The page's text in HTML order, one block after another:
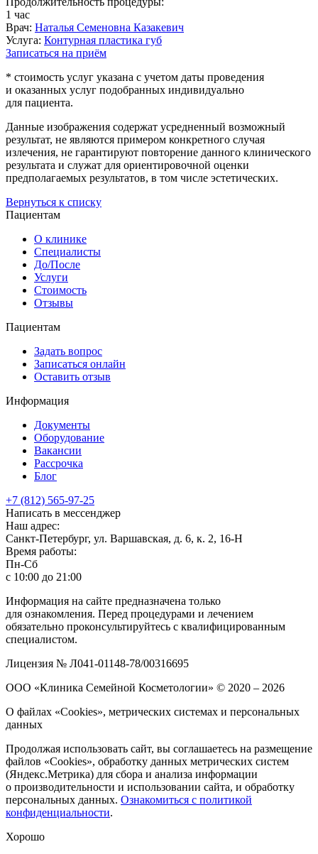
1 час
Врач: Наталья Семеновна Казакевич
Услуга: Контурная пластика губ
Записаться на приём
* стоимость услуг указана с учетом даты проведения
и оказанных услуг подобранных индивидуально
для пациента.
Данные изображения содержат усредненный возможный
результат, не являются примером конкретного случая
излечения, не гарантируют повторение данного клинического
результата и служат для ориентировочной оценки
предполагаемых результатов, в том числе эстетических.
Вернуться к списку
Пациентам
О клинике
Специалисты
До/После
Услуги
Стоимость
Отзывы
Пациентам
Задать вопрос
Записаться онлайн
Оставить отзыв
Информация
Документы
Оборудование
Вакансии
Рассрочка
Блог
+7 (812) 565-97-25
Написать в мессенджер
Наш адрес:
Санкт-Петербург, ул. Варшавская, д. 6, к. 2, 16-Н
Время работы:
Пн-Сб
с 10:00 до 21:00
Информация на сайте предназначена только
для ознакомления. Перед процедурами и лечением
обязательно проконсультируйтесь с квалифицированным
специалистом.
Лицензия № Л041-01148-78/00316695
ООО «Клиника Семейной Косметологии» © 2020 – 2026
О файлах «Cookies», метрических системах и персональных
данных
Продолжая использовать сайт, вы соглашаетесь на размещение
файлов «Cookies», обработку данных метрических систем
(Яндекс.Метрика) для сбора и анализа информации
о производительности и использовании сайта, и обработку
персональных данных. Ознакомиться с политикой
конфиденциальности.
Хорошо